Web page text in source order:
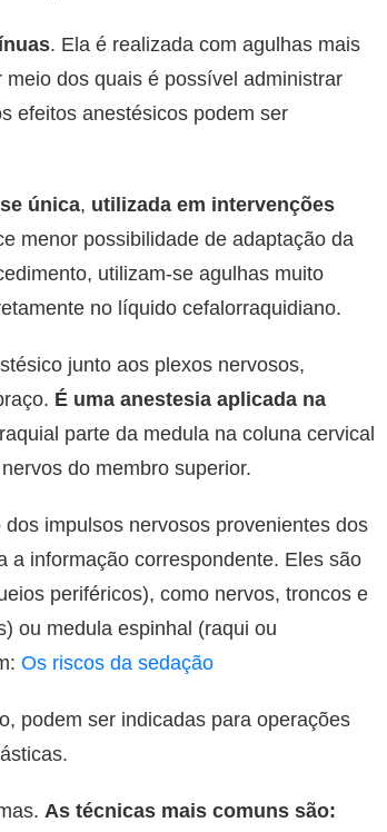
. Ela é realizada com agulhas mais
dos quais é possível administrar
efeitos anestésicos podem ser
única, utilizada em intervenções
menor possibilidade de adaptação da
utilizam-se agulhas muito
no líquido cefalorraquidiano.
junto aos plexos nervosos,
É uma anestesia aplicada na
parte da medula na coluna cervical
do membro superior.
impulsos nervosos provenientes dos
a informação correspondente. Eles são
periféricos), como nervos, troncos e
ou medula espinhal (raqui ou
Os riscos da sedação
podem ser indicadas para operações
As técnicas mais comuns são: